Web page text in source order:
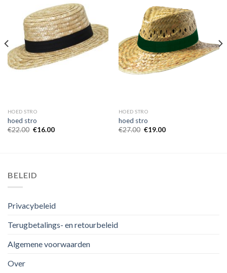
HOED STRO
hoed stro
€22.00 €16.00
HOED STRO
hoed stro
€27.00 €19.00
BELEID
Privacybeleid
Terugbetalings- en retourbeleid
Algemene voorwaarden
Over